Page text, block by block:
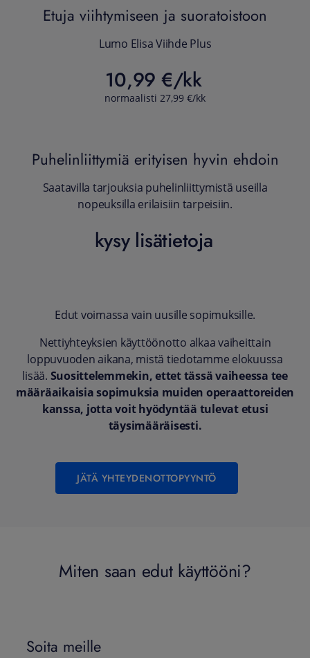
Etuja viihtymiseen ja suoratoistoon
Lumo Elisa Viihde Plus
10,99 €/kk
normaalisti 27,99 €/kk
Puhelinliittymiä erityisen hyvin ehdoin
Saatavilla tarjouksia puhelinliittymistä useilla
nopeuksilla erilaisiin tarpeisiin.
kysy lisätietoja
Edut voimassa vain uusille sopimuksille.
Nettiyhteyksien käyttöönotto alkaa vaiheittain
loppuvuoden aikana, mistä tiedotamme elokuussa
lisää. Suosittelemmekin, ettet tässä vaiheessa tee
määräaikaisia sopimuksia muiden operaattoreiden
kanssa, jotta voit hyödyntää tulevat etusi
täysimääräisesti.
JÄTÄ YHTEYDENOTTOPYYNTÖ
Miten saan edut käyttööni?
Soita meille